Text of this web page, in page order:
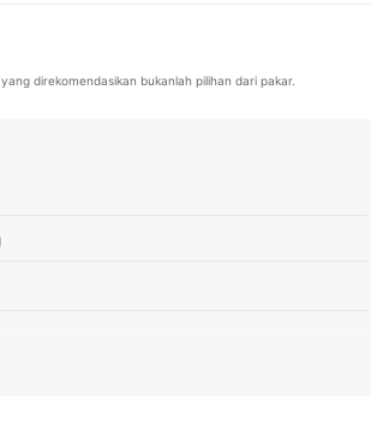
direkomendasikan bukanlah pilihan dari pakar.